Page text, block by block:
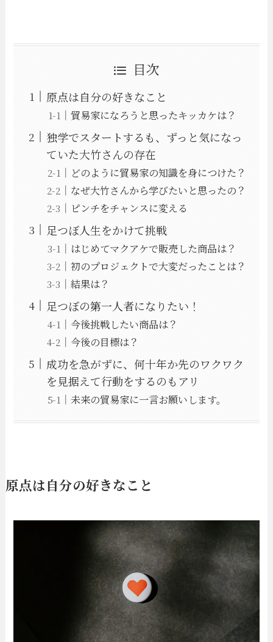
目次
原点は自分の好きなこと
貿易家になろうと思ったキッカケは？
独学でスタートするも、ずっと気になっ
ていた大竹さんの存在
どのように貿易家の知識を身につけた？
なぜ大竹さんから学びたいと思ったの？
ピンチをチャンスに変える
足つぼ人生をかけて挑戦
はじめてマクアケで販売した商品は？
初のプロジェクトで大変だったことは？
結果は？
足つぼの第一人者になりたい！
今後挑戦したい商品は？
今後の目標は？
成功を急がずに、何十年か先のワクワク
を見据えて行動をするのもアリ
未来の貿易家に一言お願いします。
原点は自分の好きなこと